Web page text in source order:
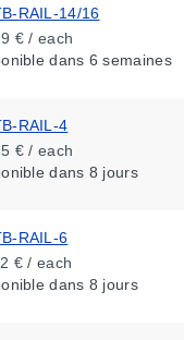
RAIL-14/16
€ / each
dans 6 semaines
RAIL-4
€ / each
dans 8 jours
RAIL-6
€ / each
dans 8 jours